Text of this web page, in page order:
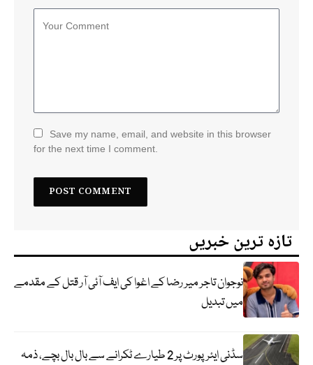
Save my name, email, and website in this browser
for the next time I comment.
تازہ ترین خبریں
نوجوان تاجر میر رضا کے اغوا کی ایف آئی آر قتل کے مقدمے
میں تبدیل
سڈنی ایئرپورٹ پر 2 طیارے ٹکرانے سے بال بال بچے، ذمہ